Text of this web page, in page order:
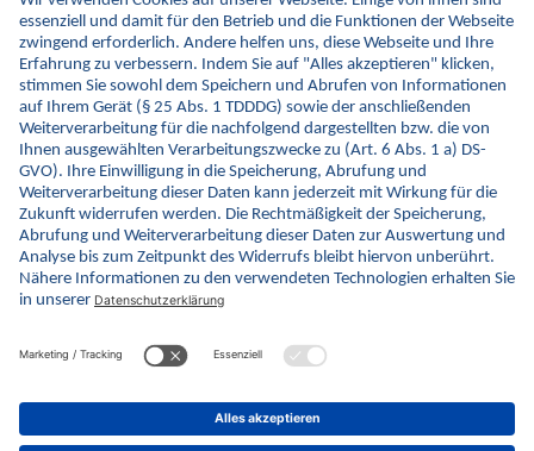
Um den Austausch von vertraulichen Informationen mit unseren
Partnern sicherzustellen, können Daten verschlüsselt und
signiert per E-Mail übertragen werden. Die gematik stellt allen
Kommunikationspartnern die öffentlichen Schlüssel des
Verschlüsselungsstandards S/MIME zur Verfügung.
Einrichtung verschlüsselte und signierte E-Mails
© gematik GmbH 2026